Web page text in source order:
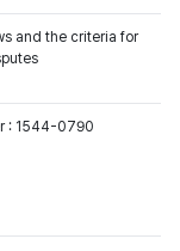
and the criteria for
: 1544-0790